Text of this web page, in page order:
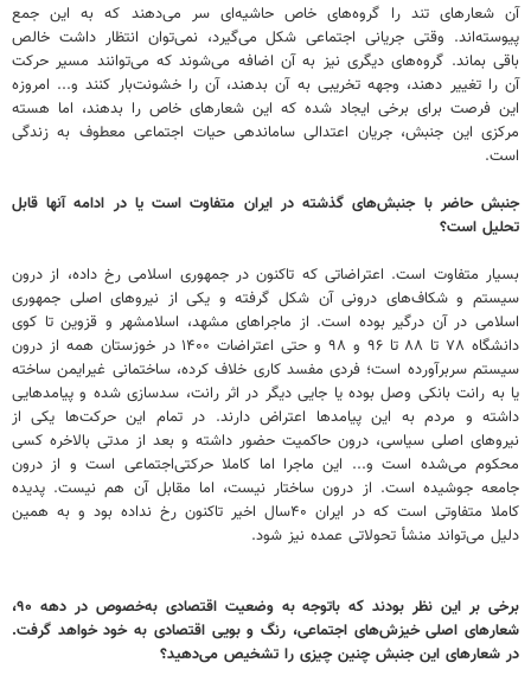
آن شعارهای تند را گروه‌های خاص حاشیه‌ای سر می‌دهند که به این جمع
پیوسته‌اند. وقتی جریانی اجتماعی شکل می‌گیرد، نمی‌توان انتظار داشت خالص
باقی بماند. گروه‌های دیگری نیز به آن اضافه می‌شوند که می‌توانند مسیر حرکت
آن را تغییر دهند، وجهه تخریبی به آن بدهند، آن را خشونت‌بار کنند و... امروزه
این فرصت برای برخی ایجاد شده که این شعارهای خاص را بدهند، اما هسته
مرکزی این جنبش، جریان اعتدالی ساماندهی حیات اجتماعی معطوف به زندگی
است.
جنبش حاضر با جنبش‌های گذشته در ایران متفاوت است یا در ادامه آنها قابل
تحلیل است؟
بسیار متفاوت است. اعتراضاتی که تاکنون در جمهوری اسلامی رخ داده، از درون
سیستم و شکاف‌های درونی آن شکل گرفته و یکی از نیروهای اصلی جمهوری
اسلامی در آن درگیر بوده است. از ماجراهای مشهد، اسلامشهر و قزوین تا کوی
دانشگاه ۷۸ تا ۸۸ تا ۹۶ و ۹۸ و حتی اعتراضات ۱۴۰۰ در خوزستان همه از درون
سیستم سربرآورده است؛ فردی مفسد کاری خلاف کرده، ساختمانی غیرایمن ساخته
یا به رانت بانکی وصل بوده یا جایی دیگر در اثر رانت، سدسازی شده و پیامدهایی
داشته و مردم به این پیامدها اعتراض دارند. در تمام این حرکت‌ها یکی از
نیروهای اصلی سیاسی، درون حاکمیت حضور داشته و بعد از مدتی بالاخره کسی
محکوم می‌شده است و... این ماجرا اما کاملا حرکتی‌اجتماعی است و از درون
جامعه جوشیده است. از درون ساختار نیست، اما مقابل آن هم نیست. پدیده
کاملا متفاوتی است که در ایران ۴۰سال اخیر تاکنون رخ نداده بود و به همین
دلیل می‌تواند منشأ تحولاتی عمده نیز شود.
برخی بر این نظر بودند که باتوجه به وضعیت اقتصادی به‌خصوص در دهه ۹۰،
شعارهای اصلی خیزش‌های اجتماعی، رنگ و بویی اقتصادی به خود خواهد گرفت.
در شعارهای این جنبش چنین چیزی را تشخیص می‌دهید؟